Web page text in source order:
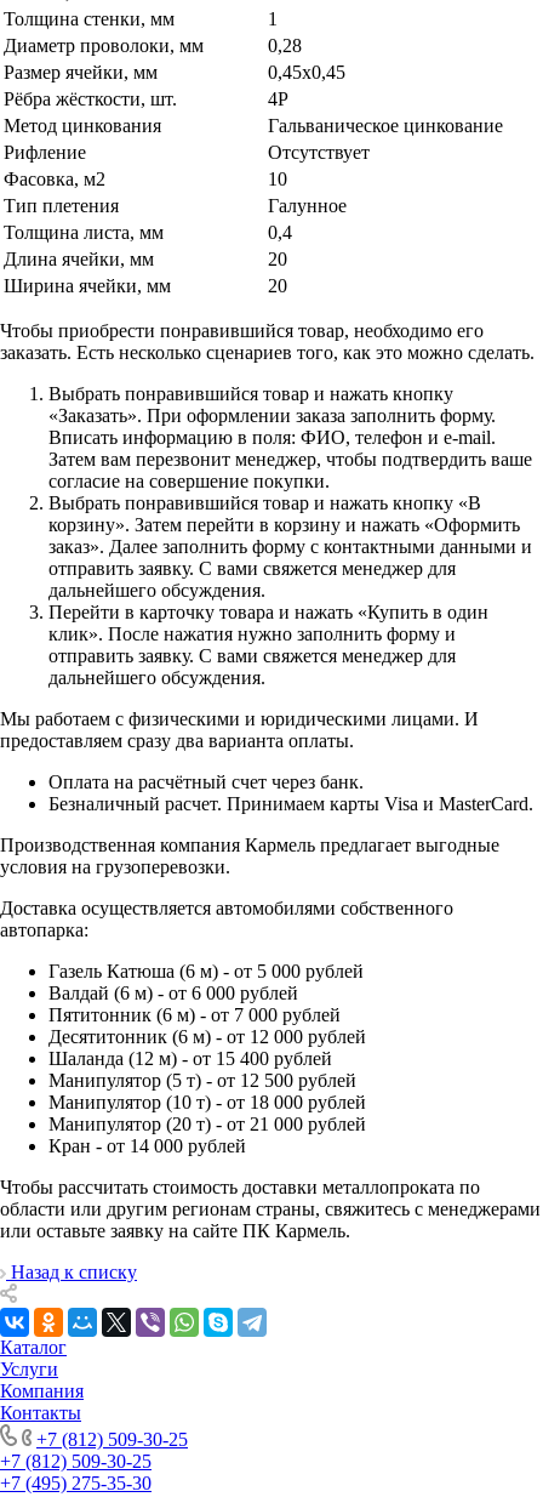
Толщина стенки, мм
1
Диаметр проволоки, мм
0,28
Размер ячейки, мм
0,45х0,45
Рёбра жёсткости, шт.
4Р
Метод цинкования
Гальваническое цинкование
Рифление
Отсутствует
Фасовка, м2
10
Тип плетения
Галунное
Толщина листа, мм
0,4
Длина ячейки, мм
20
Ширина ячейки, мм
20
Чтобы приобрести понравившийся товар, необходимо его
заказать. Есть несколько сценариев того, как это можно сделать.
Выбрать понравившийся товар и нажать кнопку
«Заказать». При оформлении заказа заполнить форму.
Вписать информацию в поля: ФИО, телефон и e-mail.
Затем вам перезвонит менеджер, чтобы подтвердить ваше
согласие на совершение покупки.
Выбрать понравившийся товар и нажать кнопку «В
корзину». Затем перейти в корзину и нажать «Оформить
заказ». Далее заполнить форму с контактными данными и
отправить заявку. С вами свяжется менеджер для
дальнейшего обсуждения.
Перейти в карточку товара и нажать «Купить в один
клик». После нажатия нужно заполнить форму и
отправить заявку. С вами свяжется менеджер для
дальнейшего обсуждения.
Мы работаем с физическими и юридическими лицами. И
предоставляем сразу два варианта оплаты.
Оплата на расчётный счет через банк.
Безналичный расчет. Принимаем карты Visa и MasterCard.
Производственная компания Кармель предлагает выгодные
условия на грузоперевозки.
Доставка осуществляется автомобилями собственного
автопарка:
Газель Катюша (6 м) - от 5 000 рублей
Валдай (6 м) - от 6 000 рублей
Пятитонник (6 м) - от 7 000 рублей
Десятитонник (6 м) - от 12 000 рублей
Шаланда (12 м) - от 15 400 рублей
Манипулятор (5 т) - от 12 500 рублей
Манипулятор (10 т) - от 18 000 рублей
Манипулятор (20 т) - от 21 000 рублей
Кран - от 14 000 рублей
Чтобы рассчитать стоимость доставки металлопроката по
области или другим регионам страны, свяжитесь с менеджерами
или оставьте заявку на сайте ПК Кармель.
Назад к списку
Каталог
Услуги
Компания
Контакты
+7 (812) 509-30-25
+7 (812) 509-30-25
+7 (495) 275-35-30